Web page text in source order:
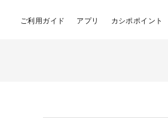
ご利用ガイド アプリ カシポポイント